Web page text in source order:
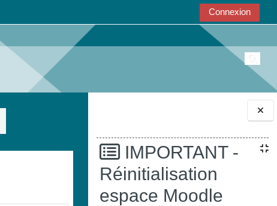
BlocsIMPORTANT -
Réinitialisation
espace Moodle
Connexion